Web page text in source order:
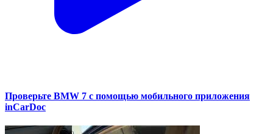
Проверьте BMW 7 с помощью мобильного приложения
inCarDoc